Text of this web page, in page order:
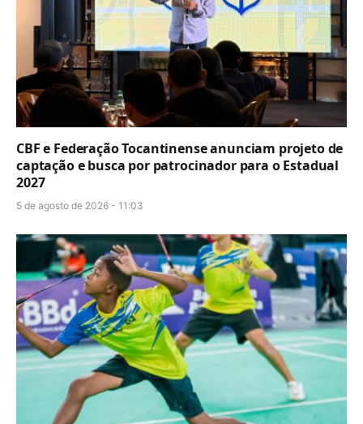
CBF e Federação Tocantinense anunciam projeto de
captação e busca por patrocinador para o Estadual
2027
5 de agosto de 2026 - 11:03